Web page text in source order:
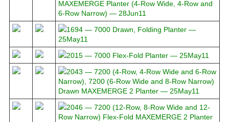
MAXEMERGE Planter (4-Row Wide, 4-Row and
6-Row Narrow) ― 28Jun11
1694 ― 7000 Drawn, Folding Planter ―
25May11
2015 ― 7000 Flex-Fold Planter ― 25May11
2043 ― 7200 (4-Row, 4-Row Wide and 6-Row
Narrow), 7200 (6-Row Wide and 8-Row Narrow)
Drawn MAXEMERGE 2 Planter ― 25May11
2046 ― 7200 (12-Row, 8-Row Wide and 12-
Row Narrow) Flex-Fold MAXEMERGE 2 Planter